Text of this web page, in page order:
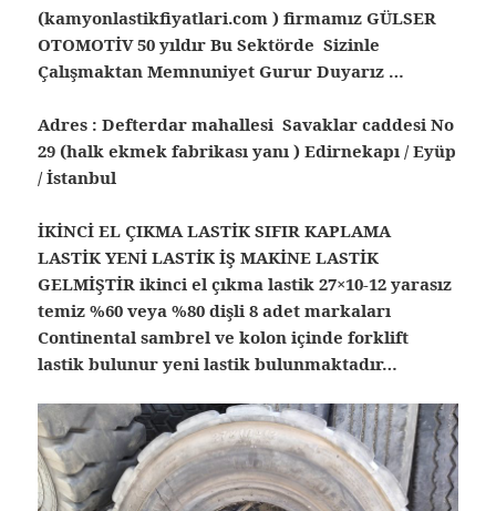
(kamyonlastikfiyatlari.com ) firmamız GÜLSER
OTOMOTİV 50 yıldır Bu Sektörde Sizinle
Çalışmaktan Memnuniyet Gurur Duyarız …
Adres : Defterdar mahallesi Savaklar caddesi No
29 (halk ekmek fabrikası yanı ) Edirnekapı / Eyüp
/ İstanbul
İKİNCİ EL ÇIKMA LASTİK SIFIR KAPLAMA
LASTİK YENİ LASTİK İŞ MAKİNE LASTİK
GELMİŞTİR ikinci el çıkma lastik 27×10-12 yarasız
temiz %60 veya %80 dişli 8 adet markaları
Continental sambrel ve kolon içinde forklift
lastik bulunur yeni lastik bulunmaktadır…